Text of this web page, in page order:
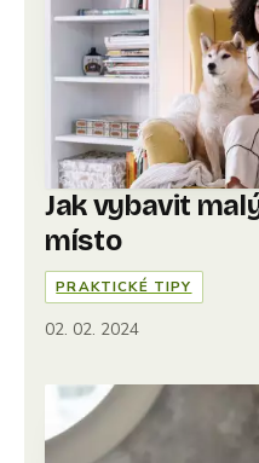
Jak vybavit
místo
PRAKTICKÉ TIPY
02. 02. 2024